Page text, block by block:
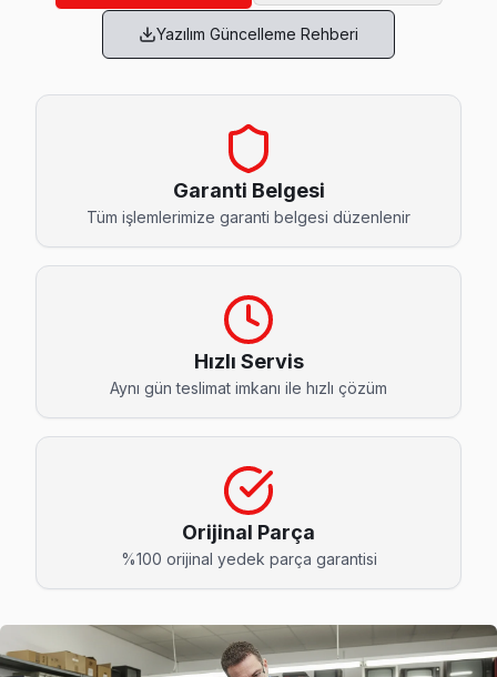
Abbasağa Sanyo Servis
Beşiktaş'da Abbasağa mahallesi için Sanyo TV tamir
Akatlar Sanyo Servis
Akatlar'de Sanyo TV ekran değişimi gerekebilir mi?
Beşiktaş Sanyo Servis →
Arnavutköy Sanyo Servis
Arnavutköy Sanyo Anakart Tamiri →
Balmumcu Sanyo Servis
Balmumcu bölgesindeki Sanyo kullanıcıları için haftanın
Bebek Sanyo Servis
Bebek'de Sanyo TV ses ama görüntü yok sorununu
Sanyo Servis Merkezi →
Cihannüma Sanyo Servis
Beşiktaş'nın Cihannüma bölgesindeki Sanyo
Cihannüma Sanyo Anakart Tamiri →
Yazılım Güncelleme Rehberi
Garanti Belgesi
Tüm işlemlerimize garanti belgesi düzenlenir
Hızlı Servis
Aynı gün teslimat imkanı ile hızlı çözüm
Orijinal Parça
%100 orijinal yedek parça garantisi